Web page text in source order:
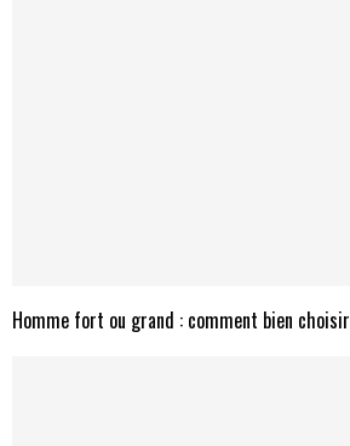
Homme fort ou grand : comment bien